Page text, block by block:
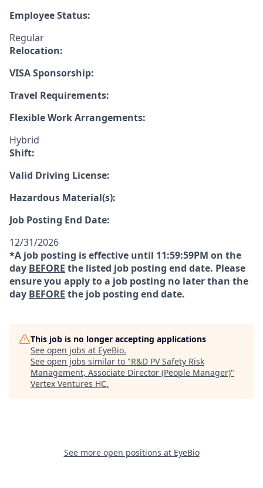
Employee Status:
Regular
Relocation:
VISA Sponsorship:
Travel Requirements:
Flexible Work Arrangements:
Hybrid
Shift:
Valid Driving License:
Hazardous Material(s):
Job Posting End Date:
12/31/2026
*A job posting is effective until 11:59:59PM on the
day BEFORE the listed job posting end date. Please
ensure you apply to a job posting no later than the
day BEFORE the job posting end date.
This job is no longer accepting applications
See open jobs at EyeBio.
See open jobs similar to "R&D PV Safety Risk
Management, Associate Director (People Manager)"
Vertex Ventures HC.
See more open positions at EyeBio